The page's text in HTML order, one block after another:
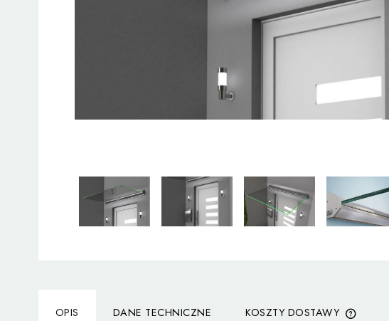
OPIS DANE TECHNICZNE KOSZTY DOSTAWY